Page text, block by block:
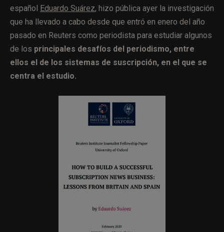
español Eduardo Suárez, hizo pública ayer la investigación
que ha llevado a cabo desde que entró en enero del año
pasado en Reuters como periodista para estudiar algunos
de los principales desafíos del periodismo, entre
ellos el de los sistemas de suscripción, en el que se
centra el estudio.